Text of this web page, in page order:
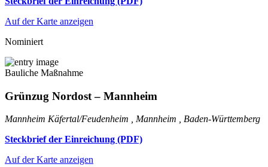
Auf der Karte anzeigen
Nominiert
Bauliche Maßnahme
Grünzug Nordost – Mannheim
Mannheim Käfertal/Feudenheim , Mannheim , Baden-Württemberg
Steckbrief der Einreichung (PDF)
Auf der Karte anzeigen